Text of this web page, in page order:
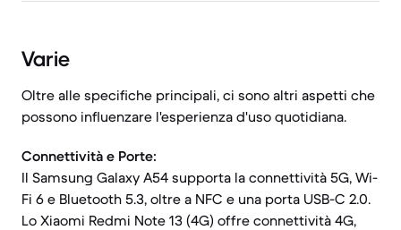
Varie
Oltre alle specifiche principali, ci sono altri aspetti che
possono influenzare l'esperienza d'uso quotidiana.
Connettività e Porte:
Il Samsung Galaxy A54 supporta la connettività 5G, Wi-
Fi 6 e Bluetooth 5.3, oltre a NFC e una porta USB-C 2.0.
Lo Xiaomi Redmi Note 13 (4G) offre connettività 4G,